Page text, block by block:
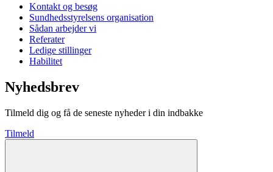
Kontakt og besøg
Sundhedsstyrelsens organisation
Sådan arbejder vi
Referater
Ledige stillinger
Habilitet
Nyhedsbrev
Tilmeld dig og få de seneste nyheder i din indbakke
Tilmeld